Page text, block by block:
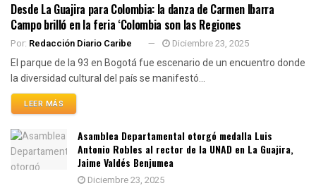
Desde La Guajira para Colombia: la danza de Carmen Ibarra
Campo brilló en la feria ‘Colombia son las Regiones
Por: Redacción Diario Caribe Diciembre 23, 2025
El parque de la 93 en Bogotá fue escenario de un encuentro donde
la diversidad cultural del país se manifestó...
LEER MÁS
Asamblea Departamental otorgó medalla Luis
Antonio Robles al rector de la UNAD en La Guajira,
Jaime Valdés Benjumea
Diciembre 23, 2025